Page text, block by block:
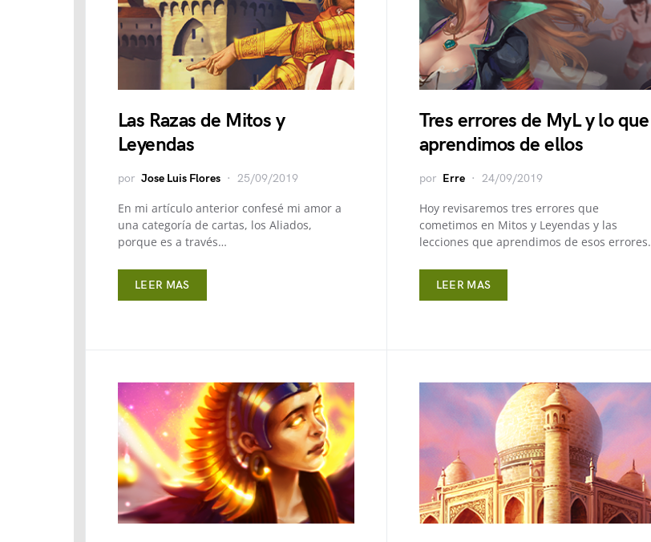
Las Razas de Mitos y
Leyendas
por Jose Luis Flores 25/09/2019
En mi artículo anterior confesé mi amor a
una categoría de cartas, los Aliados,
porque es a través…
LEER MAS
Tres errores de MyL y lo que
aprendimos de ellos
por Erre 24/09/2019
Hoy revisaremos tres errores que
cometimos en Mitos y Leyendas y las
lecciones que aprendimos de esos errores.
LEER MAS